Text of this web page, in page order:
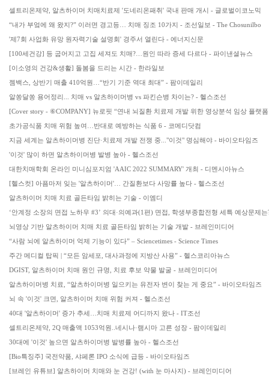
셀트리온제약, 알츠하이머 치매치료제 '도네리온패취' 국내 판매 개시 - 글로벌이코노믹
“내가 부엌에 왜 왔지?” 이러면 경고등… 치매 징조 10가지 - 조선일보 - The Chosunilbo
'제7회 사업화 유망 원자력기술 설명회' 경주서 열린다 - 에너지신문
[100세건강] 등 굽어지고 고집 세져도 치매?…원인 따라 증세 다르다 - 파이낸셜뉴스
[이소영의 건강&생활] 돌봄을 드리는 시간 - 한라일보
젬백스, 상반기 매출 410억원…“반기 기준 역대 최대” - 팜이데일리
알쏭달쏭 용어정리... 치매 vs 알츠하이머병 vs 파킨슨병 차이는? - 헬스조선
[Cover story - ⑥COMPANY] 뉴로핏 “연내 뇌질환 치료제 개발 위한 영상분석 임상 플랫
초가공식품 치매 위험 높여…반대로 예방하는 식품 6 - 코메디닷컴
지금 세계는 알츠하이머병 진단·치료제 개발 전쟁 중..."이것" 명심해야 - 바이오타임즈
'이것' 많이 하면 알츠하이머병 발병 높아 - 헬스조선
대한치매학회 온라인 미니심포지엄 'AAIC 2022 SUMMARY' 개최 - 디멘시아뉴스
[헬스컷] 아픔마저 잊는 '알츠하이머'… 간질환보다 사망률 높다 - 헬스조선
알츠하이머 치매 치료 골든타임 밝히는 기술 - 이엠디
‘안계정 소장의 면접 노하우 #3’ 의대·의예과(1편) 면접, 학생부종합전형 세특 예상문제
뇌영상 기반 알츠하이머 치매 치료 골든타임 밝히는 기술 개발 - 브레인미디어
“사람 뇌에 알츠하이머 억제 기능이 있다” – Sciencetimes - Science Times
주간 메디컬 탑픽 | “모든 암세포, 대사과정에 지방산 사용” - 헬스코리아뉴스
DGIST, 알츠하이머 치매 원인 규명, 치료 후보 약물 발굴 - 브레인미디어
알츠하이머병 치료, “알츠하이머병 일으키는 유전자 변이 찾는 게 중요” - 바이오타임즈
뇌 속 '이것' 크면, 알츠하이머 치매 위험 커져 - 헬스조선
40대 '알츠하이머' 증가 추세…치매 치료제 어디까지 왔나 - IT조선
셀트리온제약, 2Q 매출액 1053억원..네시나·램시마 고른 성장 - 팜이데일리
30대에 '이것' 높으면 알츠하이머병 발병률 높아 - 헬스조선
[Bio특징주] 국전약품, 샤페론 IPO 소식에 급등 - 바이오타임즈
[브레인 유튜브] 알츠하이머 치매와 눈 건강! (with 눈 마사지) - 브레인미디어